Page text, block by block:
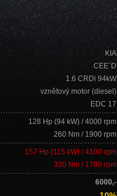
KIA
CEE´D
1.6 CRDi 94kW
vznětový motor (diesel)
EDC 17
128 Hp (94 kW) / 4000 rpm
260 Nm / 1900 rpm
157 Hp (115 kW) / 4100 rpm
320 Nm / 1780 rpm
6000,-